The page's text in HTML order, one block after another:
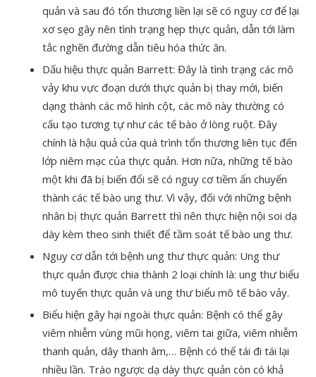
quản và sau đó tổn thương liền lại sẽ có nguy cơ để lại
xơ sẹo gây nên tình trạng hẹp thực quản, dẫn tới làm
tắc nghẽn đường dẫn tiêu hóa thức ăn.
Dấu hiệu thực quản Barrett: Đây là tình trạng các mô
vảy khu vực đoạn dưới thực quản bị thay mới, biến
dạng thành các mô hình cột, các mô này thường có
cấu tạo tương tự như các tế bào ở lòng ruột. Đây
chính là hậu quả của quá trình tổn thương liên tục đến
lớp niêm mạc của thực quản. Hơn nữa, những tế bào
một khi đã bị biến đổi sẽ có nguy cơ tiềm ẩn chuyển
thành các tế bào ung thư. Vì vậy, đối với những bệnh
nhân bị thực quản Barrett thì nên thực hiện nội soi dạ
dày kèm theo sinh thiết để tầm soát tế bào ung thư.
Nguy cơ dẫn tới bệnh ung thư thực quản: Ung thư
thực quản được chia thành 2 loại chính là: ung thư biểu
mô tuyến thực quản và ung thư biểu mô tế bào vảy.
Biểu hiện gây hại ngoài thực quản: Bệnh có thể gây
viêm nhiễm vùng mũi họng, viêm tai giữa, viêm nhiễm
thanh quản, dây thanh âm,… Bệnh có thể tái đi tái lại
nhiều lần. Trào ngược dạ dày thực quản còn có khả